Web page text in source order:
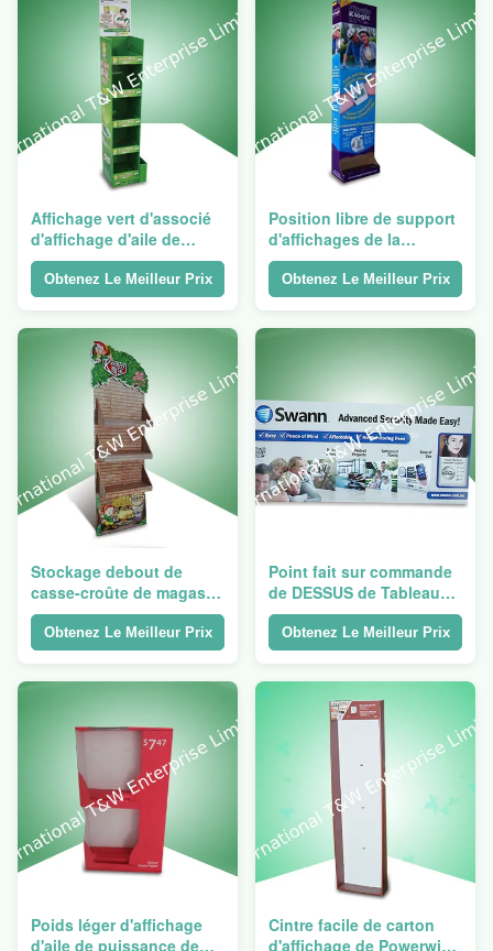
Affichage vert d'associé
d'affichage d'aile de
puissance de carton pour
des nourritures
Obtenez Le Meilleur Prix
Position libre de support
d'affichages de la
publicité de carton
d'impression d'écran en
soie
Obtenez Le Meilleur Prix
Stockage debout de
casse-croûte de magasin
de présentoir de carton
ondulé de plancher
Obtenez Le Meilleur Prix
Point fait sur commande
de DESSUS de Tableau
d'affichage d'aile de
puissance d'associé
d'achat avec UV ou pp
stratifiés
Obtenez Le Meilleur Prix
Poids léger d'affichage
d'aile de puissance de
Cintre facile de carton
d'affichage de Powerwing